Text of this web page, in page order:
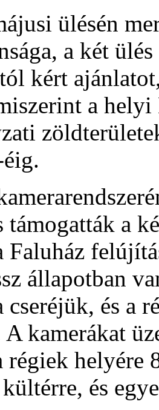
ülésén
a két
kért
a
támogatták a
Faluház
állapotban
cseréjük, és a
kamerákat
régiek helyére
és